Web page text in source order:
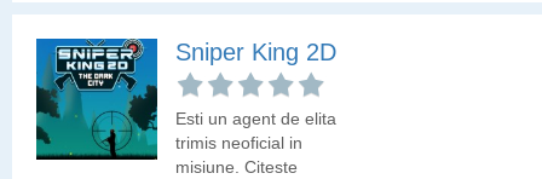
Sniper King 2D
Esti un agent de elita
trimis neoficial in
misiune. Citeste